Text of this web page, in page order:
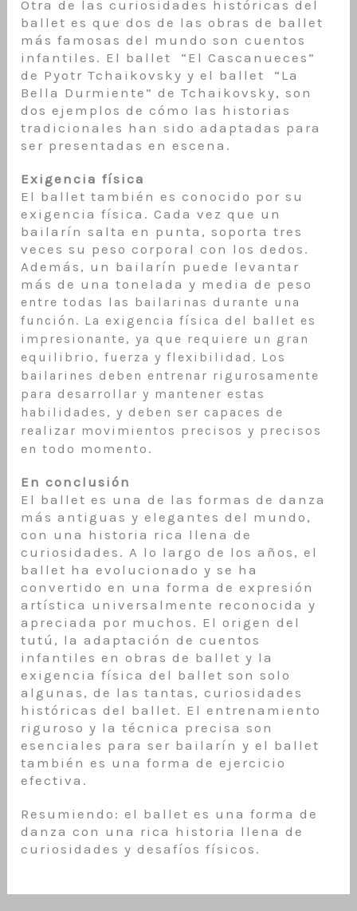
Otra de las curiosidades históricas del
ballet es que dos de las obras de ballet
más famosas del mundo son cuentos
infantiles. El ballet “El Cascanueces”
de Pyotr Tchaikovsky y el ballet “La
Bella Durmiente” de Tchaikovsky, son
dos ejemplos de cómo las historias
tradicionales han sido adaptadas para
ser presentadas en escena.
Exigencia física
El ballet también es conocido por su
exigencia física. Cada vez que un
bailarín salta en punta, soporta tres
veces su peso corporal con los dedos.
Además, un bailarín puede levantar
más de una tonelada y media de peso
entre to das las bailarinas durante una
función. La exigencia física del ballet es
impresionante, ya que requiere un gran
equilibrio, fuerza y flexibilidad. Los
bailarines deben entrenar rigurosamente
para desarrollar y mantener estas
habilidades, y deben ser capaces de
realizar movimientos precisos y precisos
en todo momento.
En conclusión
El ballet es una de las formas de danza
más antiguas y elegantes del mundo,
con una historia rica llena de
curiosidades. A lo largo de los años, el
ballet ha evolucionado y se ha
convertido en una forma de expresión
artística universalmente reconocida y
apreciada por muchos. El origen del
tutú, la adaptación de cuentos
infantiles en obras de ballet y la
exigencia física del ballet son solo
algunas, de las tantas, curiosidades
históricas del ballet. El entrenamiento
riguroso y la técnica precisa son
esenciales para ser bailarín y el ballet
también es una forma de ejercicio
efectiva.
Resumiendo: el ballet es una forma de
danza con una rica historia llena de
curiosidades y desafíos físicos.